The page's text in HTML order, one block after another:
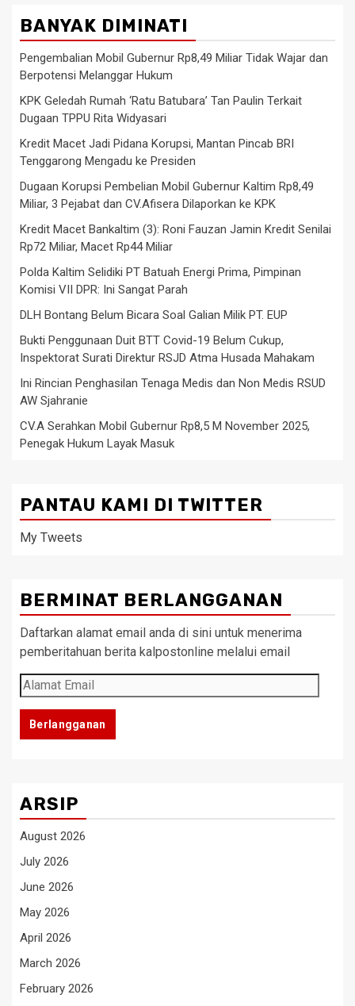
BANYAK DIMINATI
Pengembalian Mobil Gubernur Rp8,49 Miliar Tidak Wajar dan
Berpotensi Melanggar Hukum
KPK Geledah Rumah ‘Ratu Batubara’ Tan Paulin Terkait
Dugaan TPPU Rita Widyasari
Kredit Macet Jadi Pidana Korupsi, Mantan Pincab BRI
Tenggarong Mengadu ke Presiden
Dugaan Korupsi Pembelian Mobil Gubernur Kaltim Rp8,49
Miliar, 3 Pejabat dan CV.Afisera Dilaporkan ke KPK
Kredit Macet Bankaltim (3): Roni Fauzan Jamin Kredit Senilai
Rp72 Miliar, Macet Rp44 Miliar
Polda Kaltim Selidiki PT Batuah Energi Prima, Pimpinan
Komisi VII DPR: Ini Sangat Parah
DLH Bontang Belum Bicara Soal Galian Milik PT. EUP
Bukti Penggunaan Duit BTT Covid-19 Belum Cukup,
Inspektorat Surati Direktur RSJD Atma Husada Mahakam
Ini Rincian Penghasilan Tenaga Medis dan Non Medis RSUD
AW Sjahranie
CV.A Serahkan Mobil Gubernur Rp8,5 M November 2025,
Penegak Hukum Layak Masuk
PANTAU KAMI DI TWITTER
My Tweets
BERMINAT BERLANGGANAN
Daftarkan alamat email anda di sini untuk menerima
pemberitahuan berita kalpostonline melalui email
Alamat
Email
Berlangganan
ARSIP
August 2026
July 2026
June 2026
May 2026
April 2026
March 2026
February 2026